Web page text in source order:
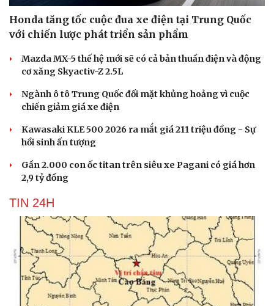
Honda tăng tốc cuộc đua xe điện tại Trung Quốc
với chiến lược phát triển sản phẩm
Mazda MX-5 thế hệ mới sẽ có cả bản thuần điện và động
cơ xăng Skyactiv-Z 2.5L
Ngành ô tô Trung Quốc đối mặt khủng hoảng vì cuộc
chiến giảm giá xe điện
Kawasaki KLE 500 2026 ra mắt giá 211 triệu đồng - Sự
hồi sinh ấn tượng
Gần 2.000 con ốc titan trên siêu xe Pagani có giá hơn
2,9 tỷ đồng
TIN 24H